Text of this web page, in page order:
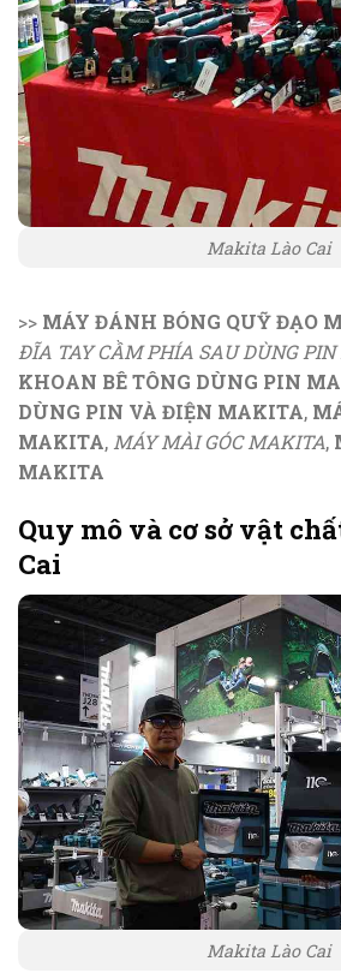
Makita Lào Cai
>> MÁY ĐÁNH BÓNG QUỸ ĐẠO
ĐĨA TAY CẦM PHÍA SAU DÙNG
KHOAN BÊ TÔNG DÙNG PIN
DÙNG PIN VÀ ĐIỆN MAKITA,
MAKITA, MÁY MÀI GÓC MAKITA,
MAKITA
Quy mô và cơ sở vật
Cai
Makita Lào Cai